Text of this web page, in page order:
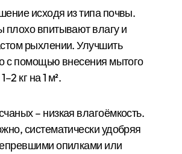
исходя из типа почвы.
плохо впитывают влагу и
рыхлении. Улучшить
с помощью внесения мытого
кг на 1 м².
– низкая влагоёмкость.
систематически удобряя
опилками или